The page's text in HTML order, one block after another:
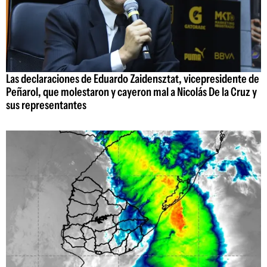
Las declaraciones de Eduardo Zaidensztat, vicepresidente de
Peñarol, que molestaron y cayeron mal a Nicolás De la Cruz y
sus representantes